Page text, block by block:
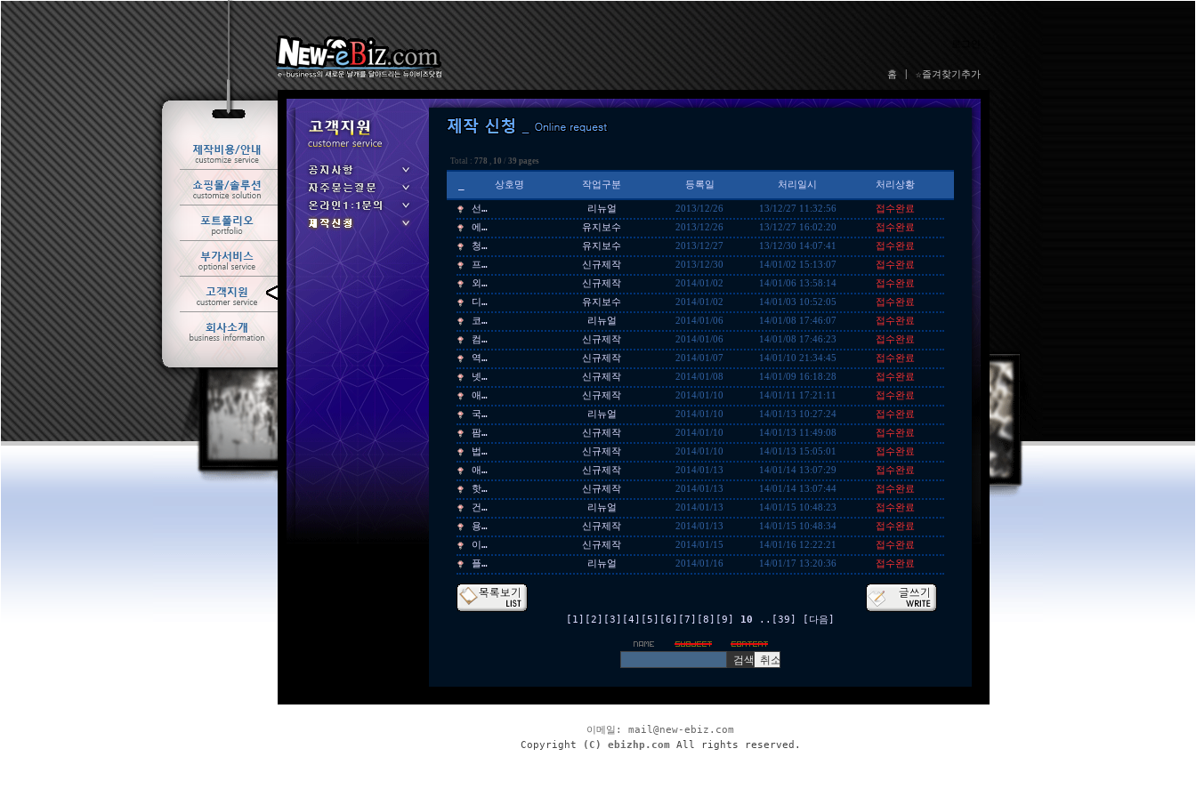
Total : 778 , 10 / 39 pages
상호명 작업구분 등록일 처리일시 처리상황
선… 리뉴얼 2013/12/26 13/12/27 11:32:56
접수완료
에…
유지보수 2013/12/26 13/12/27 16:02:20
접수완료
청…
유지보수 2013/12/27 13/12/30 14:07:41
접수완료
프…
신규제작 2013/12/30 14/01/02 15:13:07
접수완료
외…
신규제작 2014/01/02 14/01/06 13:58:14
접수완료
디…
유지보수 2014/01/02 14/01/03 10:52:05
접수완료
코…
리뉴얼 2014/01/06 14/01/08 17:46:07
접수완료
컴…
신규제작 2014/01/06 14/01/08 17:46:23
접수완료
역…
신규제작 2014/01/07 14/01/10 21:34:45
접수완료
넷…
신규제작 2014/01/08 14/01/09 16:18:28
접수완료
애…
신규제작 2014/01/10 14/01/11 17:21:11
접수완료
국…
리뉴얼 2014/01/10 14/01/13 10:27:24
접수완료
팜…
신규제작 2014/01/10 14/01/13 11:49:08
접수완료
법…
신규제작 2014/01/10 14/01/13 15:05:01
접수완료
애…
신규제작 2014/01/13 14/01/14 13:07:29
접수완료
핫…
신규제작 2014/01/13 14/01/14 13:07:44
접수완료
건…
리뉴얼 2014/01/13 14/01/15 10:48:23
접수완료
용…
신규제작 2014/01/13 14/01/15 10:48:34
접수완료
이…
신규제작 2014/01/15 14/01/16 12:22:21
접수완료
플…
리뉴얼 2014/01/16 14/01/17 13:20:36 접수완료
[1] [2] [3] [4] [5] [6] [7] [8] [9] 10 .. [39] [다음]
이메일: mail@new-ebiz.com
Copyright
(C) ebizhp.comAll rights reserved.
홈 ☆즐겨찾기추가
ㆍ 공지사항
ㆍ 자주묻는질문
ㆍ 온라인1:1문의
ㆍ 제작신청